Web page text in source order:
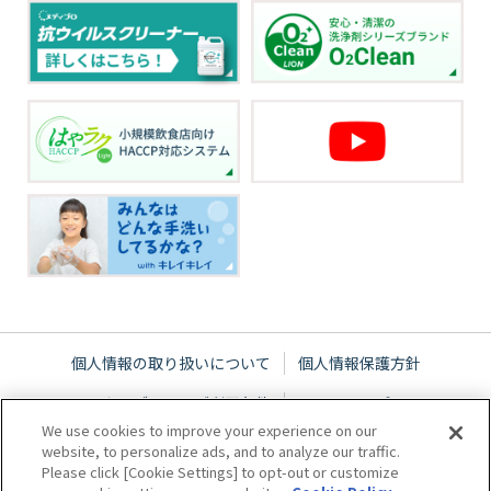
個人情報の取り扱いについて
個人情報保護方針
ウェブサイトご利用条件
サイトマップ
We use cookies to improve your experience on our
website, to personalize ads, and to analyze our traffic.
Please click [Cookie Settings] to opt-out or customize